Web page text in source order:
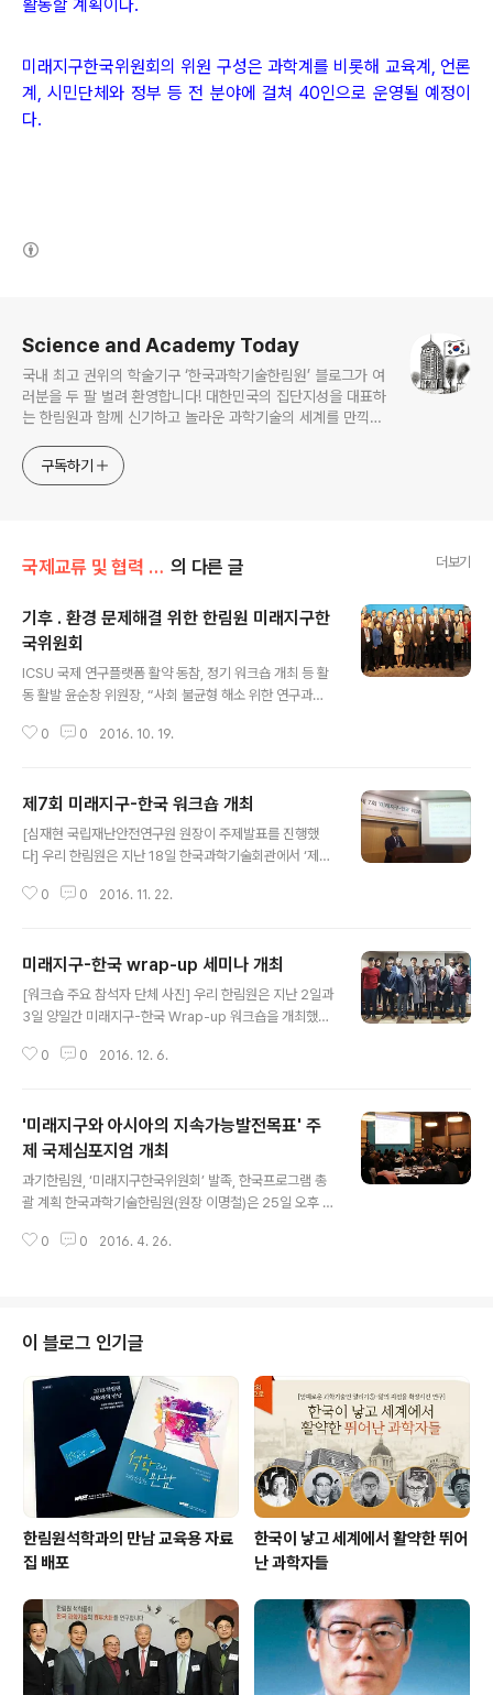
활동할 계획이다.
미래지구한국위원회의 위원 구성은 과학계를 비롯해 교육계, 언론
계, 시민단체와 정부 등 전 분야에 걸쳐 40인으로 운영될 예정이
다.
Science and Academy Today
국내 최고 권위의 학술기구 ‘한국과학기술한림원’ 블로그가 여
러분을 두 팔 벌려 환영합니다! 대한민국의 집단지성을 대표하
는 한림원과 함께 신기하고 놀라운 과학기술의 세계를 만끽하
구독하기
국제교류 및 협력 증진/미래지구 한국위원회 의 다른 글 더보기
기후 ․ 환경 문제해결 위한 한림원 미래지구한
국위원회
ICSU 국제 연구플랫폼 활약 동참, 정기 워크숍 개최 등 활
동 활발 윤순창 위원장, “사회 불균형 해소 위한 연구과제
축하하기 위해 모인 주요인사들] 우리 한림원의 미래지구
or Science, ICSU)의 국제연구프로그램인 ‘미래지구(Fu
ture Earth)’의 한국 위원회이다. ICSU는 초학제적 융합
연구를 위해 지난 2015년, 10년 계획의 ‘미래지구’ 프로그
CO) 등 UN 산하기구가 이에 동참했다. 현 인류가 당면한
0 0 2016. 10. 19.
제7회 미래지구-한국 워크숍 개최
[심재현 국립재난안전연구원 원장이 주제발표를 진행했
다] 우리 한림원은 지난 18일 한국과학기술회관에서 ‘제7
심재현 국립재난안전연구원 원장이 ‘한반도 미래재난과 대
수 없는 상황’이라고 정의하며, 미래사회에는 고령화, 안전
에 대한 시민들의 욕구 향상, 이주가 잦은 생활, 자원 고갈
과 같은 변화가 예상되는 만큼, 이에 맞는 재난 대처의 거버
HS)에서 제안한 32개의 핵심역량 중 우리나라에도 필요
0 0 2016. 11. 22.
미래지구-한국 wrap-up 세미나 개최
[워크숍 주요 참석자 단체 사진] 우리 한림원은 지난 2일과
3일 양일간 미래지구-한국 Wrap-up 워크숍을 개최했다.
구(Dynamic Earth)’, ‘지구지속가능발전(Global Devel
기 위해 개최됐다. 이에 홍성유 미래지구한국위원회 미래
지구연구회 회장과 윤순창 위원장을 비롯해 공우석 경희대
학교 교수, 국종성 POSTECH 교수, 노정혜 서울대학교
교수, 손병주 서울대학교 교수, 예상욱 한양대학교 교수, 윤
여창 서울대학교 교수, 이원호 서울대학교 교수, 이재학 한
국해양과학기술원 박사, 정연돈 (사)한국..
0 0 2016. 12. 6.
'미래지구와 아시아의 지속가능발전목표' 주
제 국제심포지엄 개최
과기한림원, ‘미래지구한국위원회’ 발족, 한국프로그램 총
괄 계획 한국과학기술한림원(원장 이명철)은 25일 오후 서
Korea National Committee·위원장 윤순창 서울대 명
Asia)'를 주제로 제25회 한림국제심포지엄을 마련했다.
심포지엄에는 캐나다 재난피해감축연구소장 출신인 고든
맥빈(Gordon McBean) ICSU 총재와 후미코 카수가(F
umiko Kasuga) 일본미래지구본부장(Future Earth Gl
obal Hub-Japan)..
0 0 2016. 4. 26.
이 블로그 인기글
한림원석학과의 만남 교육용 자료
집 배포
한국이 낳고 세계에서 활약한 뛰어
난 과학자들